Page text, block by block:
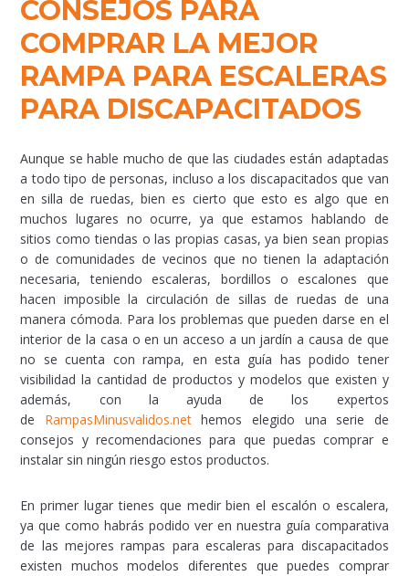
CONSEJOS PARA
COMPRAR LA MEJOR
RAMPA PARA ESCALERAS
PARA DISCAPACITADOS
Aunque se hable mucho de que las ciudades están adaptadas
a todo tipo de personas, incluso a los discapacitados que van
en silla de ruedas, bien es cierto que esto es algo que en
muchos lugares no ocurre, ya que estamos hablando de
sitios como tiendas o las propias casas, ya bien sean propias
o de comunidades de vecinos que no tienen la adaptación
necesaria, teniendo escaleras, bordillos o escalones que
hacen imposible la circulación de sillas de ruedas de una
manera cómoda. Para los problemas que pueden darse en el
interior de la casa o en un acceso a un jardín a causa de que
no se cuenta con rampa, en esta guía has podido tener
visibilidad la cantidad de productos y modelos que existen y
además, con la ayuda de los expertos
de RampasMinusvalidos.nethemos elegido una serie de
consejos y recomendaciones para que puedas comprar e
instalar sin ningún riesgo estos productos.
En primer lugar tienes que medir bien el escalón o escalera,
ya que como habrás podido ver en nuestra guía comparativa
de las mejores rampas para escaleras para discapacitados
existen muchos modelos diferentes que puedes comprar